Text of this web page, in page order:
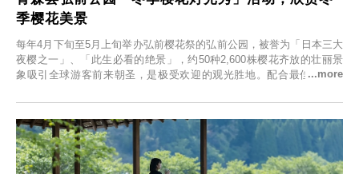
季樱花美景
每年4月下旬至5月上旬举办弘前樱花祭的弘前公园，被誉为「日本三大
夜樱之一」、「此生必看的绝景」，约50种2,600株樱花齐放的壮丽景
象吸引全球游客前来朝圣，是极受欢迎的观光胜地。配合最佳观雪时
「冬季樱花灯光秀」。